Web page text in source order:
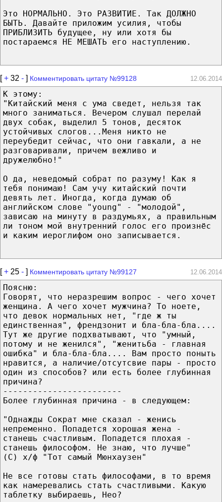
Это НОРМАЛЬНО. Это РАЗВИТИЕ. Так ДОЛЖНО
БЫТЬ. Давайте приложим усилия, чтобы
ПРИБЛИЗИТЬ будущее, ну или хотя бы
постараемся НЕ МЕШАТЬ его наступлению.
[+ 32 - ] Комментировать цитату №99128 12.06.2014
К этому:
"Китайский меня с ума сведет, нельзя так
много заниматься. Вечером слушал перелай
двух собак, выделил 5 тонов, десяток
устойчивых слогов...Меня никто не
переубедит сейчас, что они гавкали, а не
разговаривали, причем вежливо и
дружелюбно!"
О да, неведомый собрат по разуму! Как я
тебя понимаю! Сам учу китайский почти
девять лет. Иногда, когда думаю об
английском слове "young" - "молодой",
зависаю на минуту в раздумьях, а правильным
ли тоном мой внутренний голос его произнёс
и каким иероглифом оно записывается.
[+ 25 - ] Комментировать цитату №99127 12.06.2014
Поясню:
Говорят, что неразрешим вопрос - чего хочет
женщина. А чего хочет мужчина? То ноете,
что девок нормальных нет, "где ж ты
единственная", френдзонит и бла-бла-бла....
Тут же другие подхватывают, что "умный,
потому и не женился", "женитьба - главная
ошибка" и бла-бла-бла.... Вам просто поныть
нравится, а наличие/отсутсвие пары - просто
один из способов? или есть более глубинная
причина?
------------------------
Более глубинная причина - в следующем:
"Однажды Сократ мне сказал - женись
непременно. Попадется хорошая жена -
станешь счастливым. Попадется плохая -
станешь философом. Не знаю, что лучше"
(С) х/ф "Тот самый Мюнхаузен"
Не все готовы стать философами, в то время
как намеревались стать счастливыми. Какую
таблетку выбираешь, Нео?